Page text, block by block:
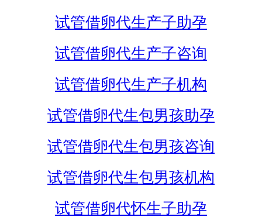
试管借卵代生产子助孕
试管借卵代生产子咨询
试管借卵代生产子机构
试管借卵代生包男孩助孕
试管借卵代生包男孩咨询
试管借卵代生包男孩机构
试管借卵代怀生子助孕